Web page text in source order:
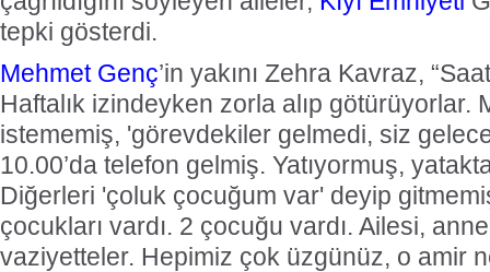
tepki gösterdi.
Mehmet Genç’in yakını Zehra Kavraz,
Haftalık izindeyken zorla alıp götürüyorlar.
istememiş, 'görevdekiler gelmedi, siz
10.00’da telefon gelmiş. Yatıyormuş,
Diğerleri 'çoluk çocuğum var' deyip
çocukları vardı. 2 çocuğu vardı. Ailesi,
vaziyetteler. Hepimiz çok üzgünüz, o amir